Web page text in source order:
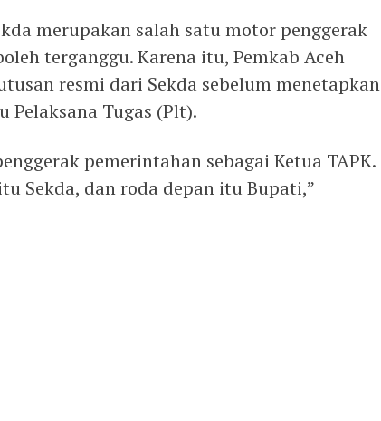
merupakan salah satu motor penggerak
terganggu. Karena itu, Pemkab Aceh
resmi dari Sekda sebelum menetapkan
Pelaksana Tugas (Plt).
pemerintahan sebagai Ketua TAPK.
Sekda, dan roda depan itu Bupati,”